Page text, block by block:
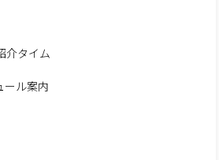
介タイム
ール案内